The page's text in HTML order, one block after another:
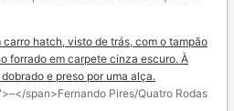
span>Fernando Pires/Quatro Rodas